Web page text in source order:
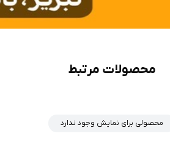
محصولات مرتبط
محصولی برای نمایش وجود ندارد